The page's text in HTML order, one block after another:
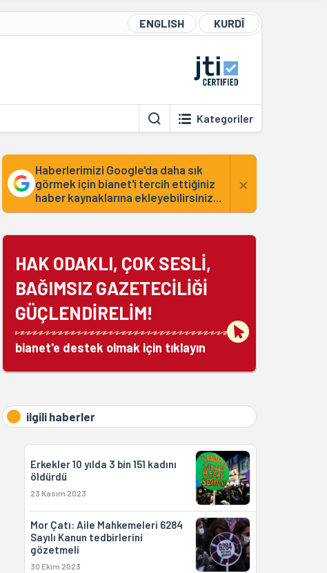
ENGLISH KURDÎ
Kategoriler
Haberlerimizi Google'da daha sık
görmek için bianet'i tercih ettiğiniz
haber kaynaklarına ekleyebilirsiniz...
×
HAK ODAKLI, ÇOK SESLİ,
BAĞIMSIZ GAZETECİLİĞİ
GÜÇLENDİRELİM!
bianet'e destek olmak için tıklayın
ilgili haberler
Erkekler 10 yılda 3 bin 151 kadını
öldürdü
23 Kasım 2023
Mor Çatı: Aile Mahkemeleri 6284
Sayılı Kanun tedbirlerini
gözetmeli
30 Ekim 2023